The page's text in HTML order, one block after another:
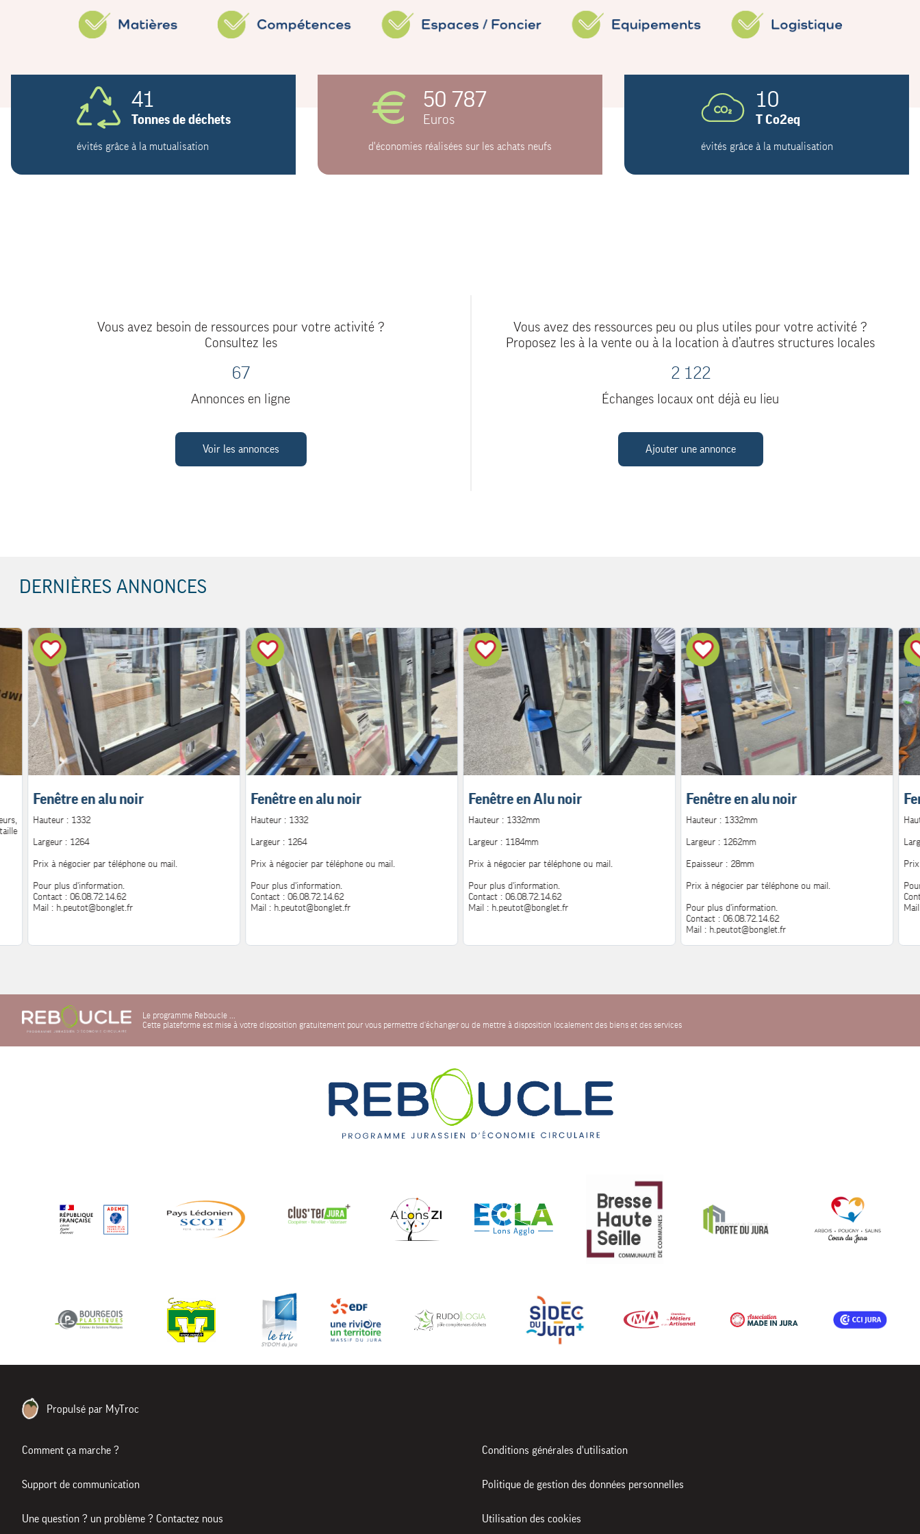
41
Tonnes de déchets
évités grâce à la mutualisation
50 787
Euros
d'économies réalisées sur les achats neufs
10
T Co2eq
évités grâce à la mutualisation
Vous avez besoin de ressources pour votre activité ?
Consultez les
67
Annonces en ligne
Voir les annonces
Vous avez des ressources peu ou plus utiles pour votre activité ?
Proposez les à la vente ou à la location à d’autres structures locales
2 122
Échanges locaux ont déjà eu lieu
Ajouter une annonce
DERNIÈRES ANNONCES
Fenêtre en alu noir
Hauteur : 1332
Largeur : 1264
Prix à négocier par téléphone ou mail.
Pour plus d'information.
Contact : 06.08.72.14.62
Mail : h.peutot@bonglet.fr
Fenêtre en alu noir
Hauteur : 1332
Largeur : 1264
Prix à négocier par téléphone ou mail.
Pour plus d'information.
Contact : 06.08.72.14.62
Mail : h.peutot@bonglet.fr
Fenêtre en Alu noir
Hauteur : 1332mm
Largeur : 1184mm
Prix à négocier par téléphone ou mail.
Pour plus d'information.
Contact : 06.08.72.14.62
Mail : h.peutot@bonglet.fr
Fenêtre en alu noir
Hauteur : 1332mm
Largeur : 1262mm
Epaisseur : 28mm
Prix à négocier par téléphone ou mail.
Pour plus d'information.
Contact : 06.08.72.14.62
Mail : h.peutot@bonglet.fr
Le programme Reboucle ...
Cette plateforme est mise à votre disposition gratuitement pour vous permettre d'échanger ou de mettre à disposition localement des biens et des services
Propulsé par MyTroc
Comment ça marche ?
Support de communication
Une question ? un problème ? Contactez nous
Conditions générales d'utilisation
Politique de gestion des données personnelles
Utilisation des cookies